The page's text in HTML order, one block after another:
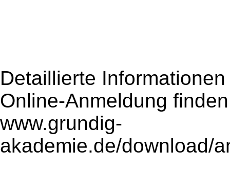
Detaillierte
Online-Anmeldung
www.grundig-
akademie.de/download/